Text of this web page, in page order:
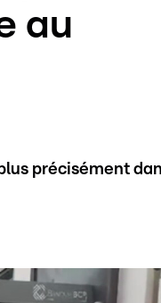
au
précisément